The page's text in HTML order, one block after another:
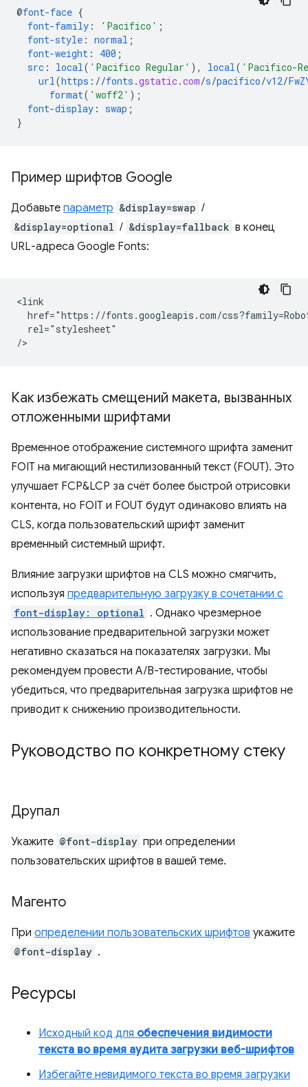
@font-face {
font-family : 'Pacifico' ;
font-style : normal ;
font-weight : 400 ;
src : local ( 'Pacifico Regular' ), local ( 'Pacifico-
url (https ://fonts .gstatic.com/s/pacifico/v12/
format( 'woff2' );
font-display : swap ;
}
Пример шрифтов Google
Добавьте параметр &display=swap /
&display=optional / &display=fallback в конец
URL-адреса Google Fonts:
<link
href="https://fonts.googleapis.com/
  rel="stylesheet"
Как избежать смещений макета, вызванных
отложенными шрифтами
Временное отображение системного шрифта заменит
FOIT на мигающий нестилизованный текст (FOUT). Это
улучшает FCP&LCP за счёт более быстрой отрисовки
контента, но FOIT и FOUT будут одинаково влиять на
CLS, когда пользовательский шрифт заменит
временный системный шрифт.
Влияние загрузки шрифтов на CLS можно смягчить,
используя предварительную загрузку в сочетании с
font-display: optional . Однако чрезмерное
использование предварительной загрузки может
негативно сказаться на показателях загрузки. Мы
рекомендуем провести A/B-тестирование, чтобы
убедиться, что предварительная загрузка шрифтов не
приводит к снижению производительности.
Руководство по конкретному стеку
Друпал
Укажите @font-display при определении
пользовательских шрифтов в вашей теме.
Магенто
При определении пользовательских шрифтов укажите
@font-display .
Ресурсы
Исходный код для обеспечения видимости
текста во время аудита загрузки веб-шрифтов
Избегайте невидимого текста во время загрузки